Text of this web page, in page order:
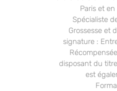
Paris et
Spécialiste
Grossesse et
signature :
disposant du
est